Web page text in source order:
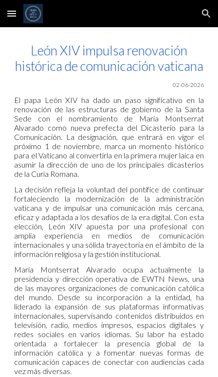
Skip to main content Skip to navigation
León XIV impulsa renovación
histórica de comunicación vaticana
02-06-2026
El papa León XIV ha dado un paso significativo en la
renovación de las estructuras de gobierno de la Santa
Sede con el nombramiento de María Montserrat
Alvarado como nueva prefecta del Dicasterio para la
Comunicación. La designación, que entrará en vigor el
próximo 1 de noviembre, marca un momento histórico
para el Vaticano al convertirla en la primera mujer laica en
asumir la dirección de uno de los principales dicasterios
de la Curia Romana.
La decisión refleja la voluntad del pontífice de continuar
fortaleciendo la modernización de la administración
vaticana y de impulsar una comunicación más cercana,
eficaz y adaptada a los desafíos de la era digital. Con esta
elección, León XIV apuesta por una profesional con
amplia experiencia en medios de comunicación
internacionales y una sólida trayectoria en el ámbito de la
información religiosa y la gestión institucional.
María Montserrat Alvarado ocupa actualmente la
presidencia y dirección operativa de EWTN News, una
de las mayores organizaciones de comunicación católica
del mundo. Desde su incorporación a la entidad, ha
liderado la expansión de sus plataformas informativas
internacionales, supervisando contenidos distribuidos en
televisión, radio, medios impresos, espacios digitales y
redes sociales en varios idiomas. Su labor ha estado
orientada a fortalecer la presencia global de la
información católica y a fomentar nuevas formas de
comunicación capaces de conectar con audiencias cada
vez más diversas.